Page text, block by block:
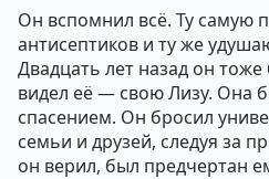
Он вспомнил всё. Ту самую
антисептиков и ту же
Двадцать лет назад он
видел её — свою Лизу. Она
спасением. Он бросил
семьи и друзей, следуя за
он верил, был предчертан